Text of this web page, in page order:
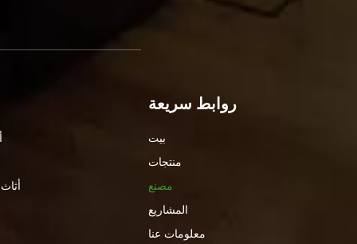
روابط سريعة
بيت
منتجات
مصنع
المشاريع
معلومات عنا